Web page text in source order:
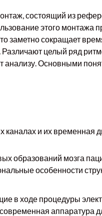
состоящий из
этого монтажа
заметно сокращает
Различают целый ряд
Основными
и их временная
образований мозга
особенности
в ходе процедуры